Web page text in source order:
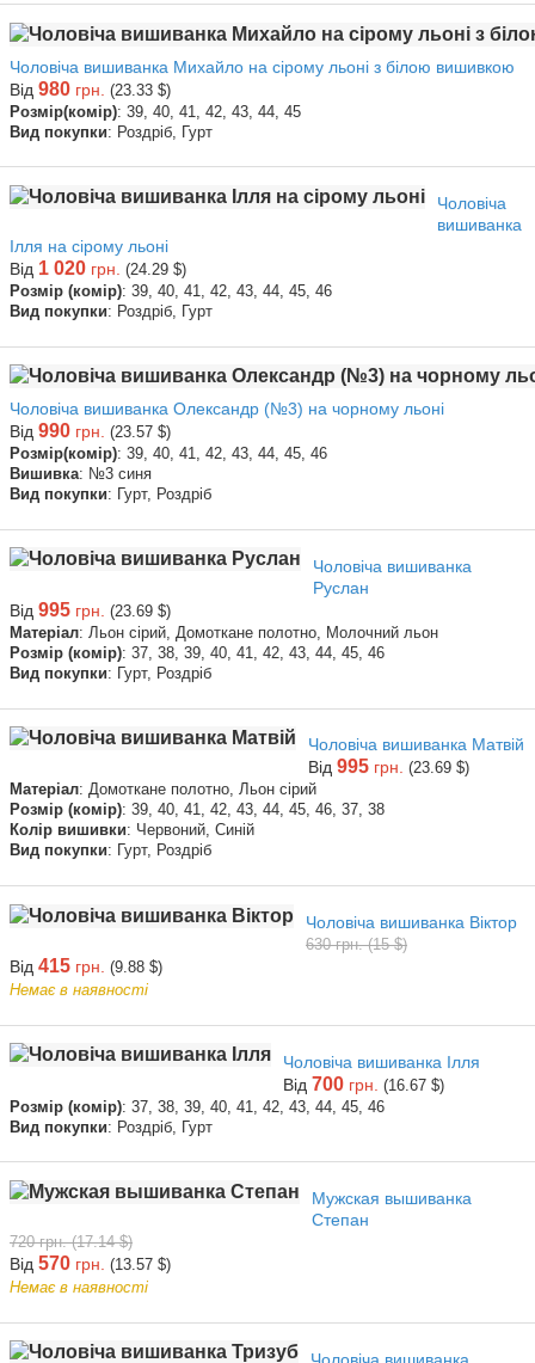
Чоловіча вишиванка Михайло на сірому льоні з білою вишивкою
Від 980 грн. (23.33 $)
Розмір(комір): 39, 40, 41, 42, 43, 44, 45
Вид покупки: Роздріб, Гурт
Чоловіча
вишиванка
Ілля на сірому льоні
Від 1 020 грн. (24.29 $)
Розмір (комір): 39, 40, 41, 42, 43, 44, 45, 46
Вид покупки: Роздріб, Гурт
Чоловіча вишиванка Олександр (№3) на чорному льоні
Від 990 грн. (23.57 $)
Розмір(комір): 39, 40, 41, 42, 43, 44, 45, 46
Вишивка: №3 синя
Вид покупки: Гурт, Роздріб
Чоловіча вишиванка
Руслан
Від 995 грн. (23.69 $)
Матеріал: Льон сірий, Домоткане полотно, Молочний льон
Розмір (комір): 37, 38, 39, 40, 41, 42, 43, 44, 45, 46
Вид покупки: Гурт, Роздріб
Чоловіча вишиванка Матвій
Від 995 грн. (23.69 $)
Матеріал: Домоткане полотно, Льон сірий
Розмір (комір): 39, 40, 41, 42, 43, 44, 45, 46, 37, 38
Колір вишивки: Червоний, Синій
Вид покупки: Гурт, Роздріб
Чоловіча вишиванка Віктор
630 грн. (15 $)
Від 415 грн. (9.88 $)
Немає в наявності
Чоловіча вишиванка Ілля
Від 700 грн. (16.67 $)
Розмір (комір): 37, 38, 39, 40, 41, 42, 43, 44, 45, 46
Вид покупки: Роздріб, Гурт
Мужская вышиванка
Степан
720 грн. (17.14 $)
Від 570 грн. (13.57 $)
Немає в наявності
Чоловіча вишиванка